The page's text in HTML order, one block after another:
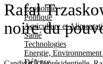
Economie
Politique
Agriculture et
Santé
Technologies
Energie, Environnement
Défense
Rafal
noire du